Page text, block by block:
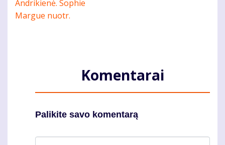
Komentarai
Palikite savo komentarą